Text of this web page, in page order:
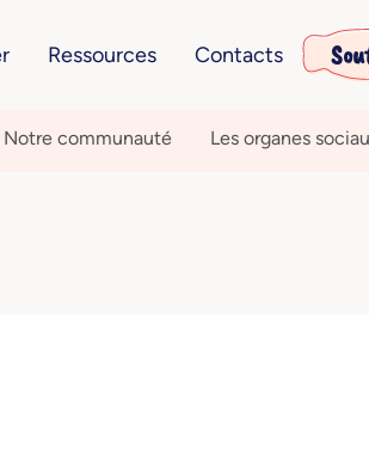
Ressources Contacts
Notre communauté Les organes